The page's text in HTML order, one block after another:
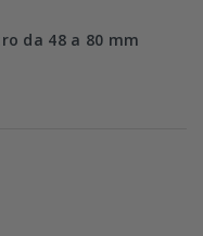
da 48 a 80 mm